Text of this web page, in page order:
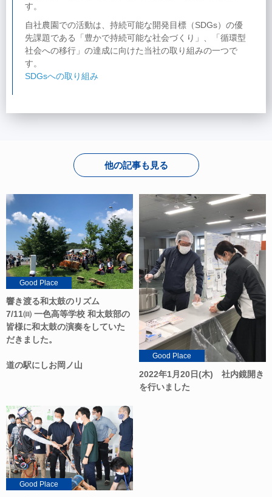
す。
自社農園での活動は、持続可能な開発目標（SDGs）の優
先課題である「豊かで持続可能な社会づくり」、「循環型
社会への移行」の達成に向けた当社の取り組みの一つで
す。
SDGsへの取り組み
他の記事も見る
Good Place
響き渡る和太鼓のリズム
7/11㈰ 一色高等学校 和太鼓部の
皆様に和太鼓の演奏をしていた
だきました。
道の駅にしお岡ノ山
Good Place
2022年1月20日(木) 社内鏡開き
を行いました
Good Place